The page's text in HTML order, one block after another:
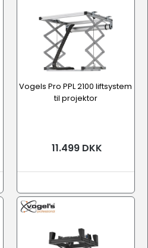
Vogels Pro PPL 2100 liftsystem
til projektor
11.499 DKK